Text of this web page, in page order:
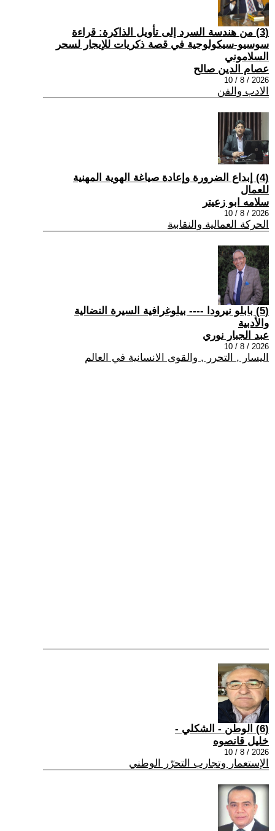
(3) من هندسة السرد إلى تأويل الذاكرة: قراءة
سوسيو-سيكولوجية في قصة ذكريات للإيجار لسحر
السلاموني
عصام الدين صالح
2026 / 8 / 10
الادب والفن
(4) إبداع الضرورة وإعادة صياغة الهوية المهنية
للعمال
سلامه ابو زعيتر
2026 / 8 / 10
الحركة العمالية والنقابية
(5) بابلو نيرودا ---- بيلوغرافية السيرة النضالية
والأدبية
عبد الجبار نوري
2026 / 8 / 10
اليسار , التحرر , والقوى الانسانية في العالم
(6) الوطن - الشكلي -
خليل قانصوه
2026 / 8 / 10
الإستعمار وتجارب التحرّر الوطني